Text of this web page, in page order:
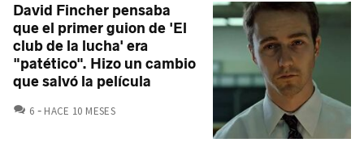
David Fincher pensaba
que el primer guion de 'El
club de la lucha' era
"patético". Hizo un cambio
que salvó la película
6 COMENTARIOS
HACE 10 MESES